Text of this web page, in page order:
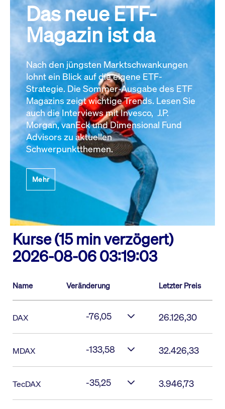
Das neue ETF-
Magazin ist da
Nach den jüngsten Marktschwankungen
lohnt ein Blick auf die eigene ETF-
Strategie. Die Sommer-Ausgabe des ETF
Magazins zeigt wichtige Trends. Lesen Sie
auch die Interviews mit Invesco, J.P.
Morgan, vanEck und Dimensional Fund
Advisors zu aktuellen
Schwerpunktthemen.
Mehr
Kurse (15 min verzögert)
2026-08-06 03:19:03
Name Veränderung Letzter Preis
DAX -76,05 26.126,30
MDAX -133,58 32.426,33
TecDAX -35,25 3.946,73